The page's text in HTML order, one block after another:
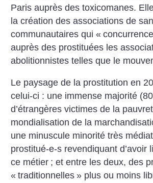
Paris auprès des toxicomanes.
la création des associations de
communautaires qui «
auprès des prostituées les
abolitionnistes telles que le
Le paysage de la prostitution en
celui-ci : une immense majorité (80
d’étrangères victimes de la
mondialisation de la
une minuscule minorité très
prostitué-e-s revendiquant d’avoir
ce métier ; et entre les deux, des
« traditionnelles » plus ou moins